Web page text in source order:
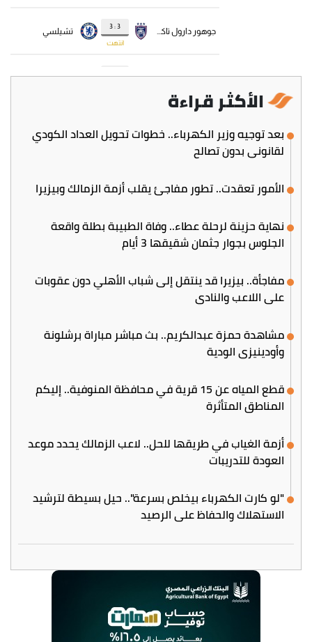
الأكثر قراءة
بعد توجيه وزير الكهرباء.. خطوات تحويل العداد الكودي
لقانوني بدون تصالح
الأمور تعقدت.. تطور مفاجئ يقلب أزمة الزمالك وبيزيرا
نهاية حزينة لرحلة عطاء.. وفاة الطبيبة بطلة واقعة
الجلوس بجوار جثمان شقيقها 3 أيام
مفاجأة.. بيزيرا قد ينتقل إلى شباب الأهلي دون عقوبات
على اللاعب والنادي
مشاهدة حمزة عبدالكريم.. بث مباشر مباراة برشلونة
وأودينيزي الودية
قطع المياه عن 15 قرية في محافظة المنوفية.. إليكم
المناطق المتأثرة
أزمة الغياب في طريقها للحل.. لاعب الزمالك يحدد موعد
العودة للتدريبات
"لو كارت الكهرباء بيخلص بسرعة".. حيل بسيطة لترشيد
الاستهلاك والحفاظ على الرصيد